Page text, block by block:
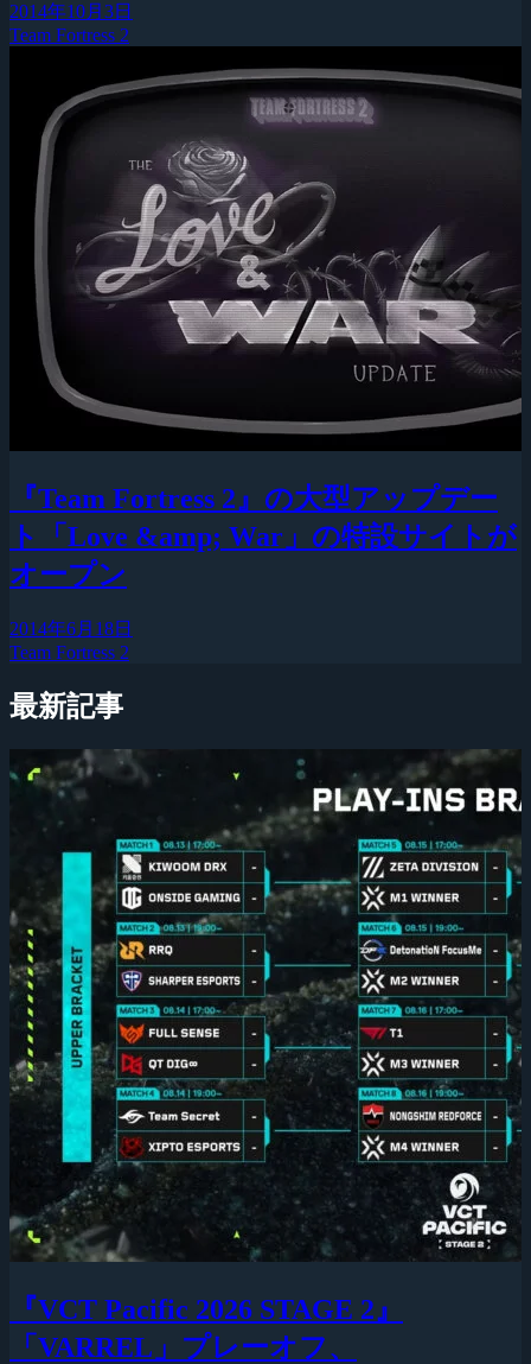
2014年10月3日
Team Fortress 2
『Team Fortress 2』の大型アップデー
ト「Love &amp; War」の特設サイトが
オープン
2014年6月18日
Team Fortress 2
最新記事
『VCT Pacific 2026 STAGE 2』
「VARREL」プレーオフ、